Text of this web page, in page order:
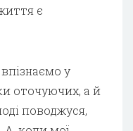
є
у
оточуючих, а й
поводжуся,